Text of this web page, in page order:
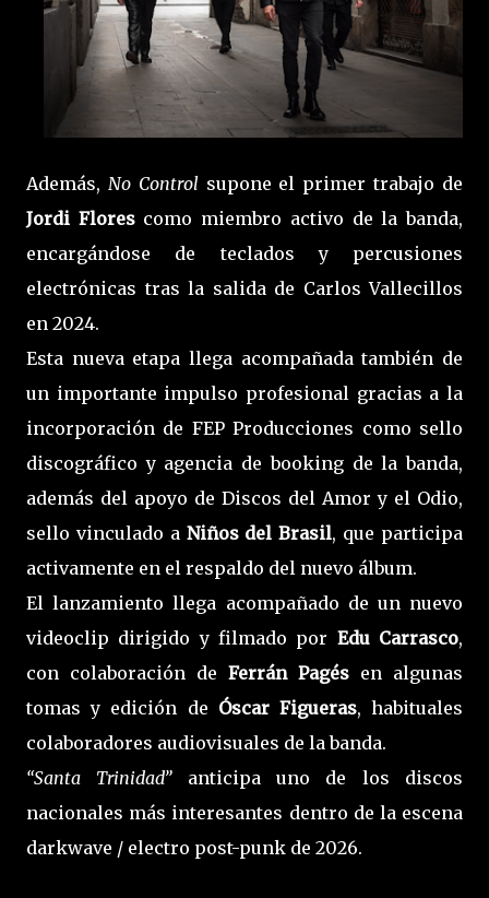
Además, No Controlsupone el primer trabajo de
Jordi Florescomo miembro activo de la banda,
encargándose de teclados y percusiones
electrónicas tras la salida de Carlos Vallecillos
en 2024.
Esta nueva etapa llega acompañada también de
un importante impulso profesional gracias a la
incorporación de FEP Producciones como sello
discográfico y agencia de booking de la banda,
además del apoyo de Discos del Amor y el Odio,
sello vinculado a Niños del Brasil, que participa
activamente en el respaldo del nuevo álbum.
El lanzamiento llega acompañado de un nuevo
videoclip dirigido y filmado por Edu Carrasco,
con colaboración de Ferrán Pagés en algunas
tomas y edición de Óscar Figueras, habituales
colaboradores audiovisuales de la banda.
“Santa Trinidad” anticipa uno de los discos
nacionales más interesantes dentro de la escena
darkwave / electro post-punk de 2026.